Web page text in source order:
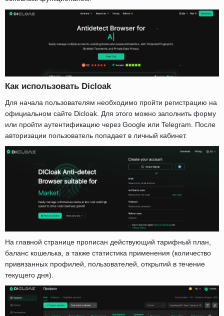
Как использовать Dicloak
Для начала пользователям необходимо пройти регистрацию на
официальном сайте Dicloak. Для этого можно заполнить форму
или пройти аутентификацию через Google или Telegram. После
авторизации пользователь попадает в личный кабинет.
На главной странице прописан действующий тарифный план,
баланс кошелька, а также статистика применения (количество
привязанных профилей, пользователей, открытий в течение
текущего дня).